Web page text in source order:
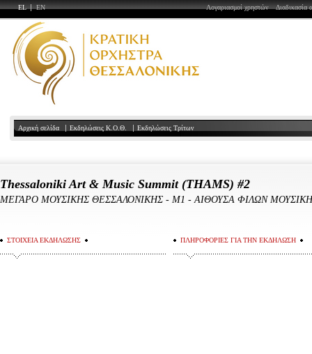
EN
EL Διαδικασία
Λογαριασμοί χρηστών
Αρχική σελίδα Εκδηλώσεις Κ.Ο.Θ. Εκδηλώσεις Τρίτων
Thessaloniki Art & Music Summit (THAMS) #2
ΜΕΓΑΡΟ ΜΟΥΣΙΚΗΣ ΘΕΣΣΑΛΟΝΙΚΗΣ - Μ1 - ΑΙΘΟΥΣΑ ΦΙΛΩΝ
ΣΤΟΙΧΕΙΑ ΕΚΔΗΛΩΣΗΣ ΠΛΗΡΟΦΟΡΙΕΣ ΓΙΑ ΤΗΝ ΕΚΔΗΛΩΣΗ